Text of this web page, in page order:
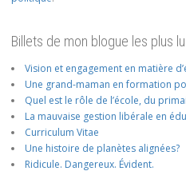
Billets de mon blogue les plus
Vision et engagement en matière
Une grand-maman en formation
Quel est le rôle de l’école, du
La mauvaise gestion libérale en
Curriculum Vitae
Une histoire de planètes alignées?
Ridicule. Dangereux. Évident.